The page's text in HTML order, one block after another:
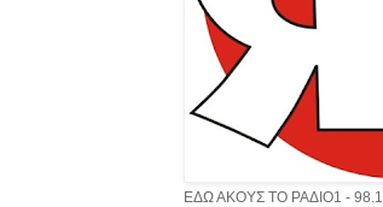
ΕΔΩ ΑΚΟΥΣ ΤΟ ΡΑΔΙΟ1 - 98.1